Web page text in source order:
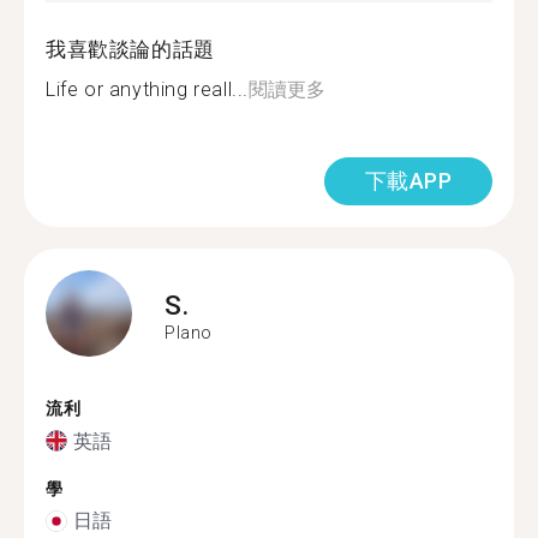
我喜歡談論的話題
Life or anything reall...閱讀更多
下載APP
S.
Plano
流利
英語
學
日語